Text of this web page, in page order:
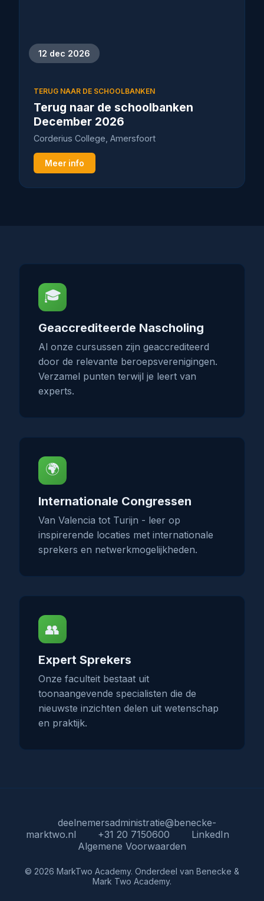
12 dec 2026
TERUG NAAR DE SCHOOLBANKEN
Terug naar de schoolbanken
December 2026
Corderius College, Amersfoort
Meer info
🎓
Geaccrediteerde Nascholing
Al onze cursussen zijn geaccrediteerd
door de relevante beroepsverenigingen.
Verzamel punten terwijl je leert van
experts.
🌍
Internationale Congressen
Van Valencia tot Turijn - leer op
inspirerende locaties met internationale
sprekers en netwerkmogelijkheden.
👥
Expert Sprekers
Onze faculteit bestaat uit
toonaangevende specialisten die de
nieuwste inzichten delen uit wetenschap
en praktijk.
deelnemersadministratie@benecke-
marktwo.nl
+31 20 7150600
LinkedIn
Algemene Voorwaarden
© 2026 MarkTwo Academy. Onderdeel van Benecke &
Mark Two Academy.